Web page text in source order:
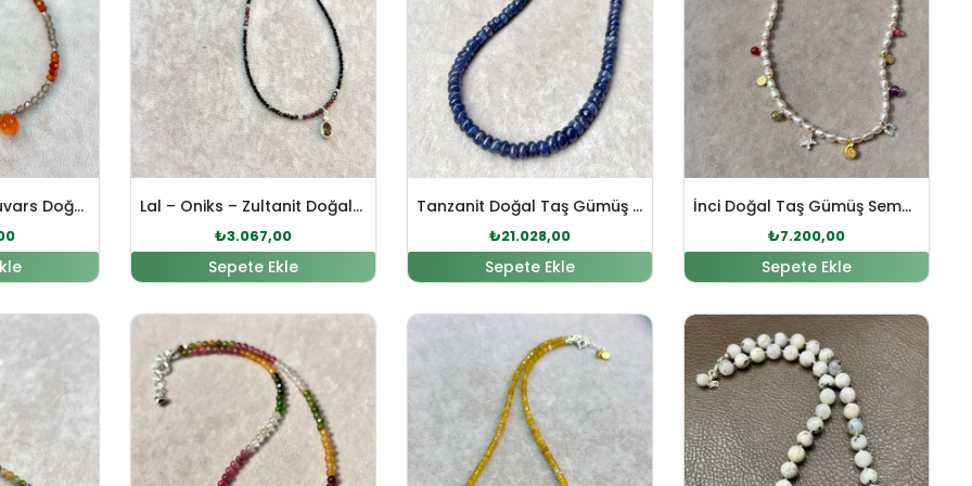
Akik – Dumanlı Kuvars Doğal Taş Gümüş Kolye Lal – Oniks – Zultanit Doğal Taş Gümüş Kolye
₺3.067,00
Sepete Ekle
Tanzanit Doğal Taş Gümüş Kolye
₺21.028,00
Sepete Ekle
İnci Doğal Taş Gümüş Sembol Tasarım Kolye
₺7.200,00
Sepete Ekle
₺4.337,00.
Şu andaki fiyat: ₺3.943,00.Orijinal fiyat: ₺6.072,00.
Şu andaki fiyat: ₺5.520,00.Orijinal fiyat: ₺20.162,00.Şu andaki fiyat: ₺18.329,00.Orijinal fiyat: ₺3.892,00.
Şu andaki fiyat: